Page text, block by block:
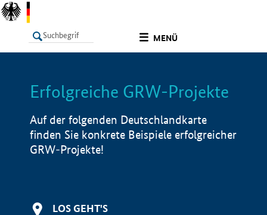
MENÜ
LISTE Info
Erfolgreiche GRW-Projekte
Auf der folgenden Deutschlandkarte
finden Sie konkrete Beispiele erfolgreicher
GRW-Projekte!
LOS GEHT'S